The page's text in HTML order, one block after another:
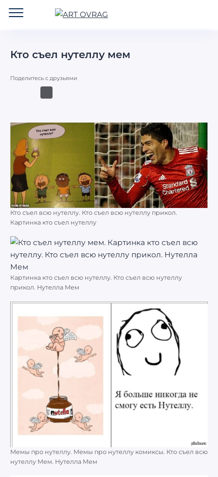
Кто съел нутеллу мем
Поделитесь с друзьями
Кто съел всю нутеллу. Кто съел всю нутеллу прикол.
Картинка кто съел нутеллу
Картинка кто съел всю нутеллу. Кто съел всю нутеллу
прикол. Нутелла Мем
Мемы про нутеллу. Мемы про нутеллу комиксы. Кто съел всю
нутеллу Мем. Нутелла Мем